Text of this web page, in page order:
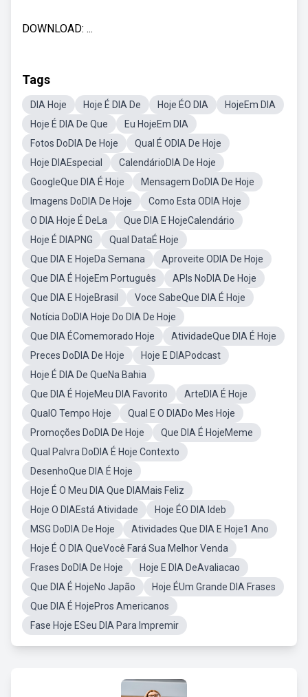
DOWNLOAD: ...
Tags
DIA Hoje Hoje É DIA De Hoje ÉO DIA
HojeEm DIA
Hoje É DIA De Que
Eu HojeEm DIA
Fotos DoDIA De Hoje
Qual É ODIA De Hoje
Hoje DIAEspecial
CalendárioDIA De Hoje
GoogleQue DIA É Hoje
Mensagem DoDIA De Hoje
Imagens DoDIA De Hoje
Como Esta ODIA Hoje
O DIA Hoje É DeLa
Que DIA E HojeCalendário
Hoje É DIAPNG
Qual DataÉ Hoje
Que DIA E HojeDa Semana
Aproveite ODIA De Hoje
Que DIA É HojeEm Português
APIs NoDIA De Hoje
Que DIA E HojeBrasil
Voce SabeQue DIA É Hoje
Notícia DoDIA Hoje Do DIA De Hoje
Que DIA ÉComemorado Hoje
AtividadeQue DIA É Hoje
Preces DoDIA De Hoje
Hoje E DIAPodcast
Hoje É DIA De QueNa Bahia
Que DIA É HojeMeu DIA Favorito
ArteDIA É Hoje
QualO Tempo Hoje
Qual E O DIADo Mes Hoje
Promoções DoDIA De Hoje
Que DIA É HojeMeme
Qual Palvra DoDIA É Hoje Contexto
DesenhoQue DIA É Hoje
Hoje É O Meu DIA Que DIAMais Feliz
Hoje O DIAEstá Atividade
Hoje ÉO DIA Ideb
MSG DoDIA De Hoje
Atividades Que DIA E Hoje1 Ano
Hoje É O DIA QueVocê Fará Sua Melhor Venda
Frases DoDIA De Hoje
Hoje E DIA DeAvaliacao
Que DIA É HojeNo Japão
Hoje ÉUm Grande DIA Frases
Que DIA É HojePros Americanos
Fase Hoje ESeu DIA Para Impremir